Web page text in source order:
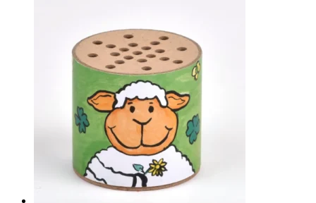
mehrere
Varianten
auf.
Die
Optionen
können
auf
der
Produktseite
gewählt
werden